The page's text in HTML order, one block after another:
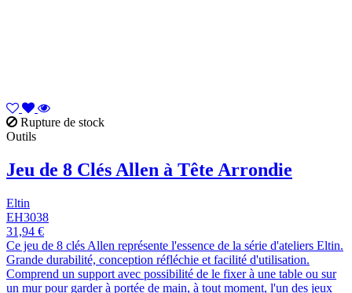
Rupture de stock
Outils
Jeu de 8 Clés Allen à Tête Arrondie
Eltin
EH3038
31,94 €
Ce jeu de 8 clés Allen représente l'essence de la série d'ateliers Eltin.
Grande durabilité, conception réfléchie et facilité d'utilisation.
Comprend un support avec possibilité de le fixer à une table ou sur
un mur pour garder à portée de main, à tout moment, l'un des jeux